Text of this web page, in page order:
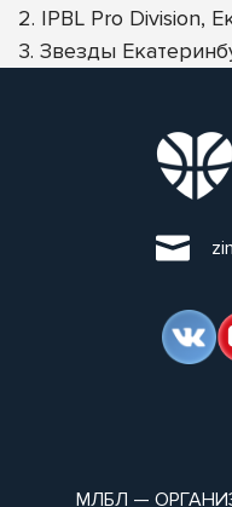
2. IPBL Pro Division,
3. Звезды
МЛБЛ —